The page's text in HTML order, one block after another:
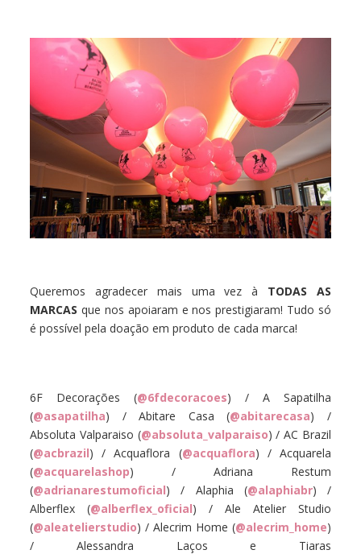
Queremos agradecer mais uma vez à TODAS AS
MARCASque nos apoiaram e nos prestigiaram! Tudo só
é possível pela doação em produto de cada marca!
6F Decorações (@6fdecoracoes) / A Sapatilha
(@asapatilha) / Abitare Casa (@abitarecasa) /
Absoluta Valparaiso (@absoluta_valparaiso) / AC Brazil
(@acbrazil) / Acquaflora (@acquaflora) / Acquarela
(@acquarelashop) / Adriana Restum
(@adrianarestumoficial) / Alaphia (@alaphiabr) /
Alberflex (@alberflex_oficial) / Ale Atelier Studio
(@aleatelierstudio) / Alecrim Home (@alecrim_home)
/ Alessandra Laços e Tiaras